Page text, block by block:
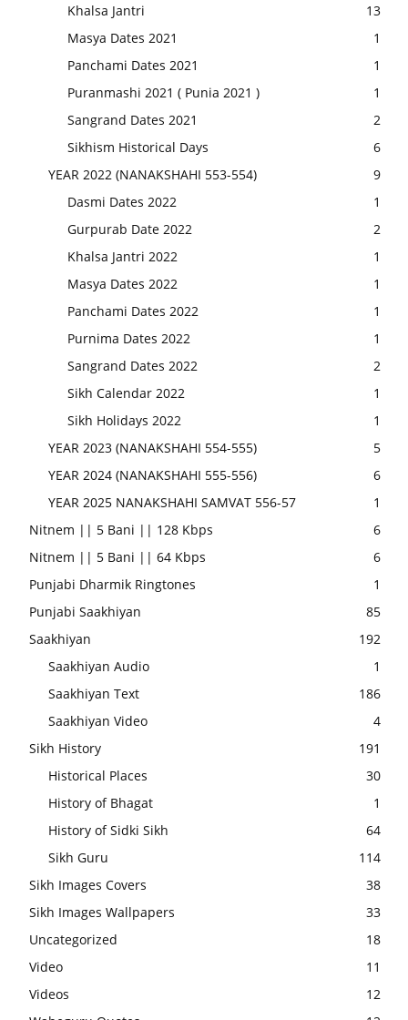
Khalsa Jantri
13
Masya Dates 2021
1
Panchami Dates 2021
1
Puranmashi 2021 ( Punia 2021 )
1
Sangrand Dates 2021
2
Sikhism Historical Days
6
YEAR 2022 (NANAKSHAHI 553-554)
9
Dasmi Dates 2022
1
Gurpurab Date 2022
2
Khalsa Jantri 2022
1
Masya Dates 2022
1
Panchami Dates 2022
1
Purnima Dates 2022
1
Sangrand Dates 2022
2
Sikh Calendar 2022
1
Sikh Holidays 2022
1
YEAR 2023 (NANAKSHAHI 554-555)
5
YEAR 2024 (NANAKSHAHI 555-556)
6
YEAR 2025 NANAKSHAHI SAMVAT 556-57
1
Nitnem || 5 Bani || 128 Kbps
6
Nitnem || 5 Bani || 64 Kbps
6
Punjabi Dharmik Ringtones
1
Punjabi Saakhiyan
85
Saakhiyan
192
Saakhiyan Audio
1
Saakhiyan Text
186
Saakhiyan Video
4
Sikh History
191
Historical Places
30
History of Bhagat
1
History of Sidki Sikh
64
Sikh Guru
114
Sikh Images Covers
38
Sikh Images Wallpapers
33
Uncategorized
18
Video
11
Videos
12